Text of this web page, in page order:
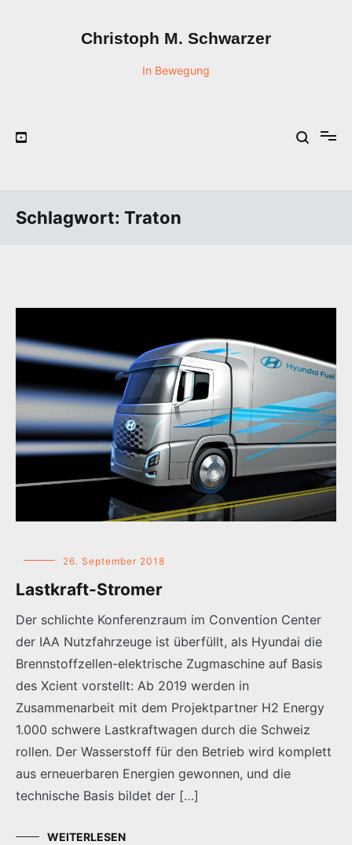
Christoph M. Schwarzer
In Bewegung
Schlagwort: Traton
26. September 2018
Lastkraft-Stromer
Der schlichte Konferenzraum im Convention Center
der IAA Nutzfahrzeuge ist überfüllt, als Hyundai die
Brennstoffzellen-elektrische Zugmaschine auf Basis
des Xcient vorstellt: Ab 2019 werden in
Zusammenarbeit mit dem Projektpartner H2 Energy
1.000 schwere Lastkraftwagen durch die Schweiz
rollen. Der Wasserstoff für den Betrieb wird komplett
aus erneuerbaren Energien gewonnen, und die
technische Basis bildet der […]
WEITERLESEN